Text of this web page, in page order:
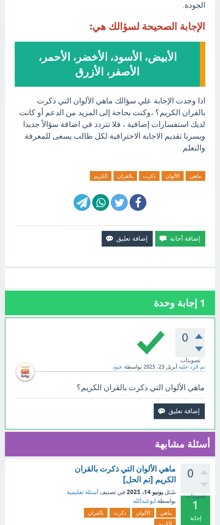
الجودة.
الإجابة الصحيحة لسؤالك هي:
الأبيض، الأسود، الأخضر، الأحمر،
الأصفر، الأزرق
اذا وجدت الإجابة علي سؤالك ماهي الألوان التي ذكرت
بالقران الكريم؟ ،وكنت بحاجة إلى المزيد من الدعم أو كانت
لديك استفسارات إضافية ، فلا تتردد في اضافة سؤالاً جديدا
ويسرنا تقديم الاجابة الاحترافية لكل طالب يسعى للمعرفة
والتعلم.
ماهي الألوان ذكرت بالقران الكريم
1 إجابة وحدة
0
تصويتات
تم الرد عليه أبريل 23، 2025 بواسطة عبود
ماهي الألوان التي ذكرت بالقران الكريم؟
أسئلة مشابهة
0
تصويتات
1
إجابة
ماهي الألوان التي ذكرت بالقران
الكريم [تم الحل]
سُئل يونيو 14، 2025 في تصنيف أسئلة تعليمية
بواسطة ابوعبدالله
ماهي الألوان ذكرت
بالقران
الكريم